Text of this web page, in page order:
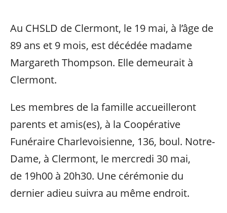
Au CHSLD de Clermont, le 19 mai, à l’âge de
89 ans et 9 mois, est décédée madame
Margareth Thompson. Elle demeurait à
Clermont.
Les membres de la famille accueilleront
parents et amis(es), à la Coopérative
Funéraire Charlevoisienne, 136, boul. Notre-
Dame, à Clermont, le mercredi 30 mai,
de 19h00 à 20h30. Une cérémonie du
dernier adieu suivra au même endroit.